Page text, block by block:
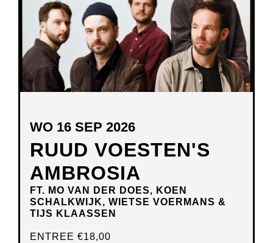
RUUD VOESTEN'S
AMBROSIA
FT. MO VAN DER DOES, KOEN
SCHALKWIJK, WIETSE VOERMANS &
TIJS KLAASSEN
WO 16 SEP 2026
ENTREE €18,00